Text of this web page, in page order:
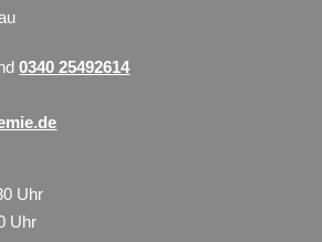
0340 25492614
Uhr
Uhr